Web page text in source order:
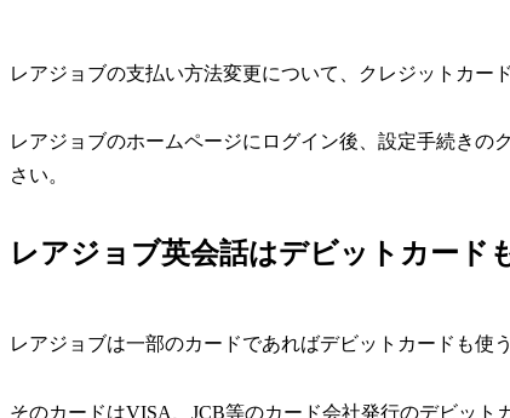
レアジョブの支払い方法変更について、クレジットカー
レアジョブのホームページにログイン後、設定手続き
さい。
レアジョブ英会話はデビットカード
レアジョブは一部のカードであればデビットカードも使
そのカードはVISA、JCB等のカード会社発行のデビッ